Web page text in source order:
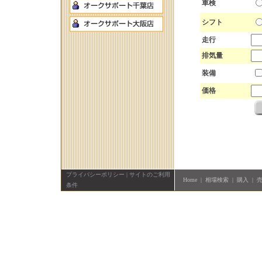
車検
シフト
走行
排気量
装備
価格
プライバシーポリシー | サイトのご利用
条件
Home| 相場検索| 購入 |